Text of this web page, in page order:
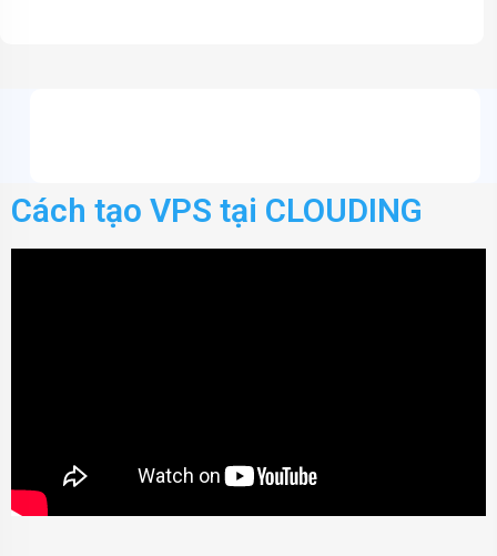
Cách tạo VPS tại CLOUDING